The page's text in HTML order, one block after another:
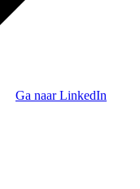
Ga naar LinkedIn